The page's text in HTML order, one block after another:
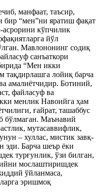
манфаат, таъсир,
бир “мен”ни яратиш фақат
асрорини кўпчилик
йўл
Мавлононинг содиқ
санъаткори
“Мен икки
тақдирлашга лойиқ барча
амалиётчидир. Ботиний,
файласуф ва
менлик Навоийга ҳам
ғайрат, ташаббус
бўлмаган. Маънавий
мутасаввифлик,
– хуллас, мистик завқ-
эди. Барча шеър ёки
турғунлик, ўзи билган,
мослаштиришдек
ўйланмаса,
эришмоқ